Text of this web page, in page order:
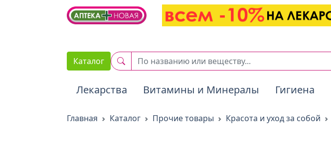
2. Вставьте этот код сразу же после открывающего тега :
Каталог
Лекарства Витамины и Минералы Гигиена
Главная Каталог Прочие товары Красота и уход за собой